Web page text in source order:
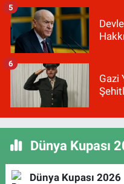
5
Gazi
6
Dünya Kupası
Dünya Kupası 2026